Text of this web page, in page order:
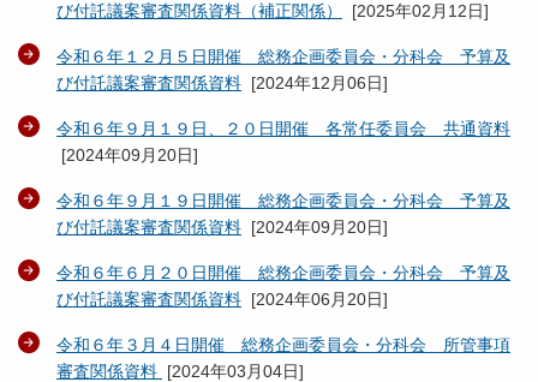
び付託議案審査関係資料（補正関係）
[2025年02月12日]
令和６年１２月５日開催 総務企画委員会・分科会 予算及
び付託議案審査関係資料 [2024年12月06日]
令和６年９月１９日、２０日開催 各常任委員会 共通資料
[2024年09月20日]
令和６年９月１９日開催 総務企画委員会・分科会 予算及
び付託議案審査関係資料 [2024年09月20日]
令和６年６月２０日開催 総務企画委員会・分科会 予算及
び付託議案審査関係資料 [2024年06月20日]
令和６年３月４日開催 総務企画委員会・分科会 所管事項
審査関係資料 [2024年03月04日]